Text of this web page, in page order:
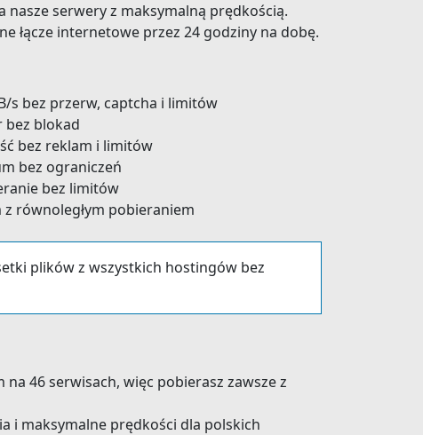
serwery z maksymalną prędkością.
łącze internetowe przez 24 godziny na dobę.
s bez przerw, captcha i limitów
blokad
bez reklam i limitów
bez ograniczeń
bez limitów
z równoległym pobieraniem
plików z wszystkich hostingów bez
46 serwisach, więc pobierasz zawsze z
i maksymalne prędkości dla polskich